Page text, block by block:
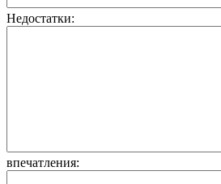
Недостатки:
впечатления: